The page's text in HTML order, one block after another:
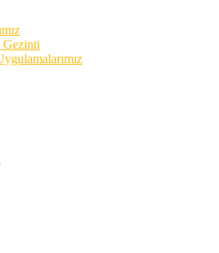
Gezinti